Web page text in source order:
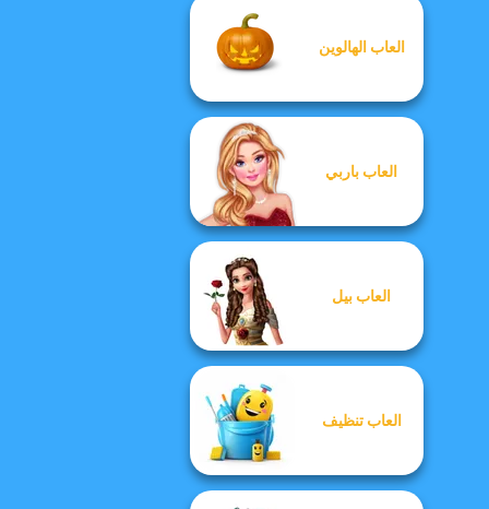
العاب الهالوين
العاب باربي
العاب بيل
العاب تنظيف